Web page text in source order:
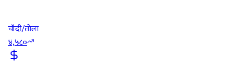
चाँदी/तोला
४,५८०